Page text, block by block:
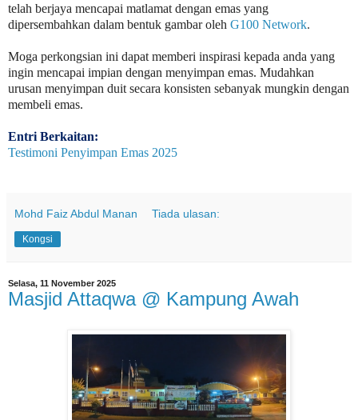
telah berjaya mencapai matlamat dengan emas yang
dipersembahkan dalam bentuk gambar oleh G100 Network.
Moga perkongsian ini dapat memberi inspirasi kepada anda yang
ingin mencapai impian dengan menyimpan emas. Mudahkan
urusan menyimpan duit secara konsisten sebanyak mungkin dengan
membeli emas.
Entri Berkaitan:
Testimoni Penyimpan Emas 2025
Mohd Faiz Abdul Manan Tiada ulasan:
Kongsi
Selasa, 11 November 2025
Masjid Attaqwa @ Kampung Awah